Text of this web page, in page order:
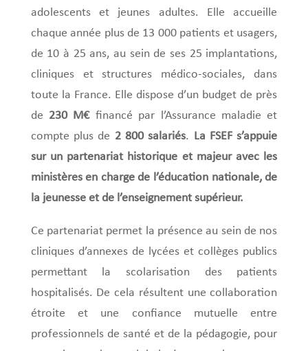
adolescents et jeunes adultes. Elle accueille
chaque année plus de 13 000 patients et usagers,
de 10 à 25 ans, au sein de ses 25 implantations,
cliniques et structures médico-sociales, dans
toute la France. Elle dispose d’un budget de près
de 230 M€ financé par l’Assurance maladie et
compte plus de 2 800 salariés. La FSEF s’appuie
sur un partenariat historique et majeur avec les
ministères en charge de l’éducation nationale, de
la jeunesse et de l’enseignement supérieur.
Ce partenariat permet la présence au sein de nos
cliniques d’annexes de lycées et collèges publics
permettant la scolarisation des patients
hospitalisés. De cela résultent une collaboration
étroite et une confiance mutuelle entre
professionnels de santé et de la pédagogie, pour